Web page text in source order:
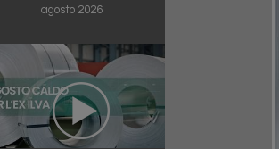
agosto 2026